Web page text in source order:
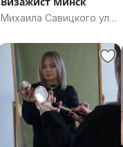
Михаила Савицкого ул,